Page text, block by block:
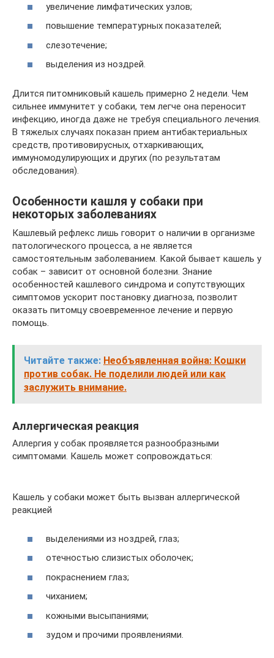
увеличение лимфатических узлов;
повышение температурных показателей;
слезотечение;
выделения из ноздрей.
Длится питомниковый кашель примерно 2 недели. Чем
сильнее иммунитет у собаки, тем легче она переносит
инфекцию, иногда даже не требуя специального лечения.
В тяжелых случаях показан прием антибактериальных
средств, противовирусных, отхаркивающих,
иммуномодулирующих и других (по результатам
обследования).
Особенности кашля у собаки при
некоторых заболеваниях
Кашлевый рефлекс лишь говорит о наличии в организме
патологического процесса, а не является
самостоятельным заболеванием. Какой бывает кашель у
собак – зависит от основной болезни. Знание
особенностей кашлевого синдрома и сопутствующих
симптомов ускорит постановку диагноза, позволит
оказать питомцу своевременное лечение и первую
помощь.
Читайте также: Необъявленная война: Кошки
против собак. Не поделили людей или как
заслужить внимание.
Аллергическая реакция
Аллергия у собак проявляется разнообразными
симптомами. Кашель может сопровождаться:
Кашель у собаки может быть вызван аллергической
реакцией
выделениями из ноздрей, глаз;
отечностью слизистых оболочек;
покраснением глаз;
чиханием;
кожными высыпаниями;
зудом и прочими проявлениями.